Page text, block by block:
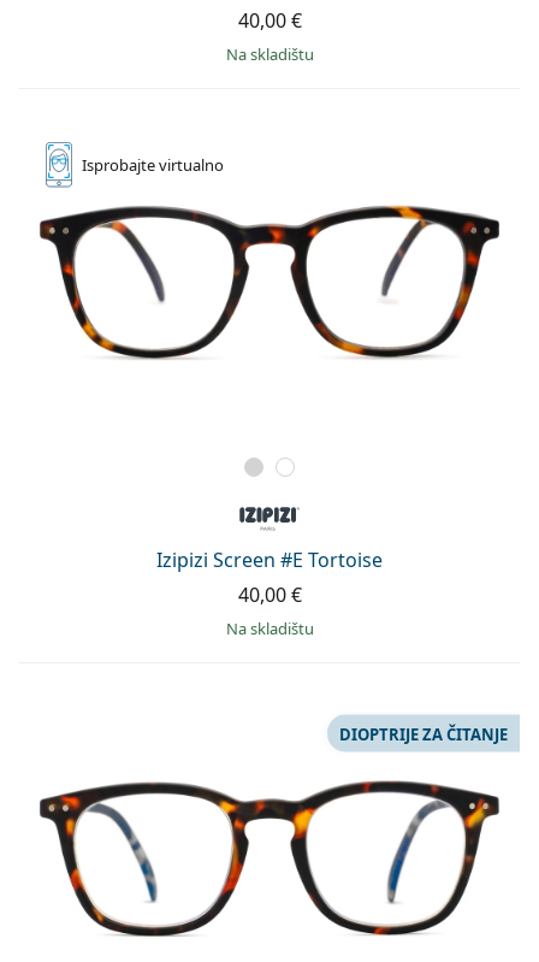
40,00 €
na skladištu
Isprobajtevirtualno
Izipizi Screen #E Tortoise
40,00 €
na skladištu
DIOPTRIJE ZA ČITANJE